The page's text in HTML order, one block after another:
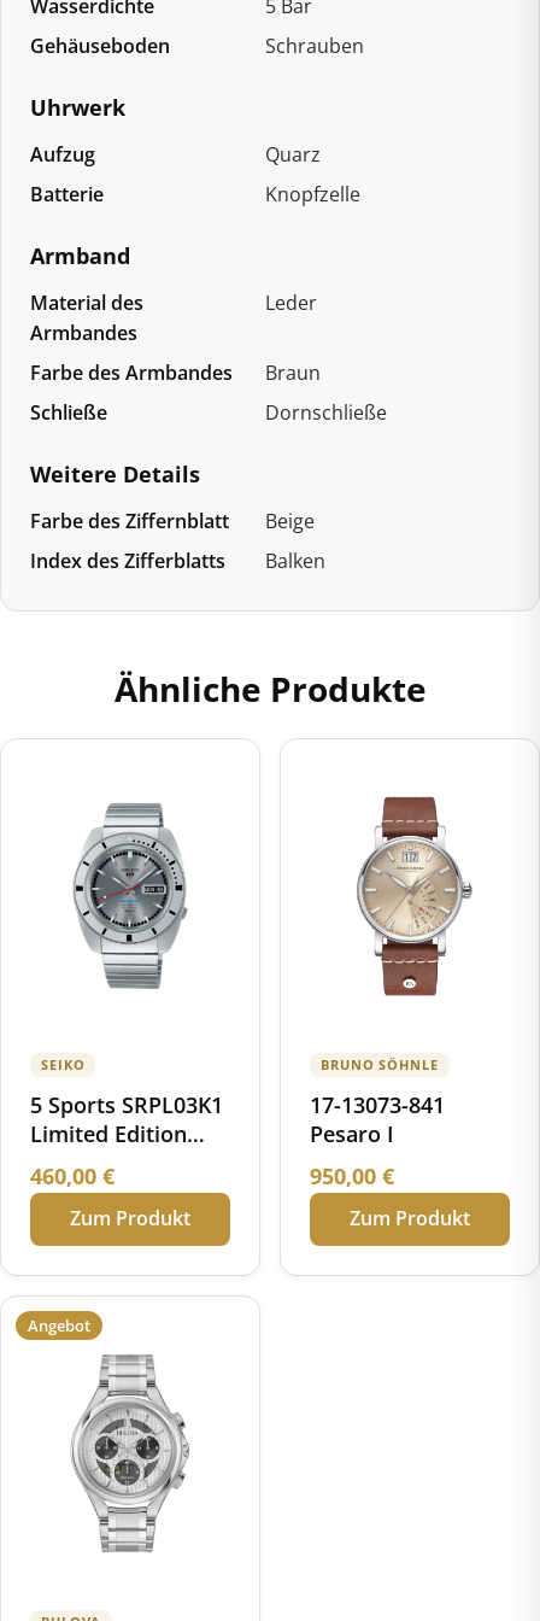
Wasserdichte
5 Bar
Gehäuseboden
Schrauben
Uhrwerk
Aufzug
Quarz
Batterie
Knopfzelle
Armband
Material des
Armbandes
Leder
Farbe des Armbandes
Braun
Schließe
Dornschließe
Weitere Details
Farbe des Ziffernblatt
Beige
Index des Zifferblatts
Balken
Ähnliche Produkte
SEIKO
5 Sports SRPL03K1
Limited Edition
1968 Recreation
460,00 €
Zum Produkt
BRUNO SÖHNLE
17-13073-841
Pesaro I
950,00 €
Zum Produkt
Angebot